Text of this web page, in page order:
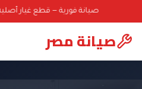
صيانة فورية — قطع غيار أصلية — ضمان 6
صيانة مصر